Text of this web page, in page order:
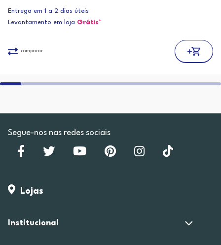
Entrega em 1 a 2 dias úteis
Levantamento em loja Grátis*
comparar
Segue-nos nas redes sociais
Lojas
Institucional